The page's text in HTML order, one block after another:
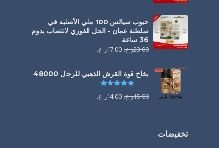
حبوب سيالس 100 ملي الأصلية في
سلطنة عمان - الحل الفوري لانتصاب يدوم
36 ساعة
23.00ر.ع. 17.00ر.ع.
بخاخ قوة القرش الذهبي للرجال 48000
تم التقييم
15.00ر.ع. 14.00ر.ع.
تخفيضات